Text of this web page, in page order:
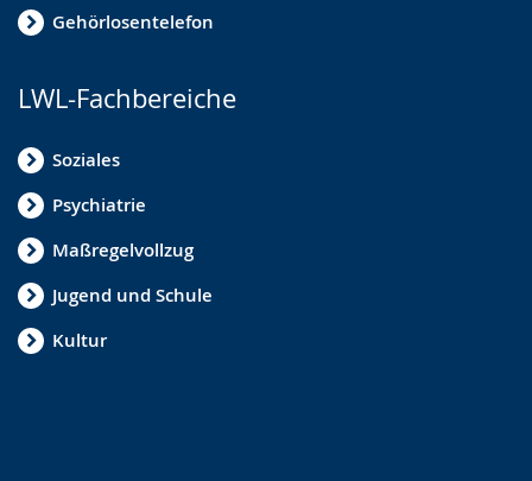
Gehörlosentelefon
LWL-Fachbereiche
Soziales
Psychiatrie
Maßregelvollzug
Jugend und Schule
Kultur